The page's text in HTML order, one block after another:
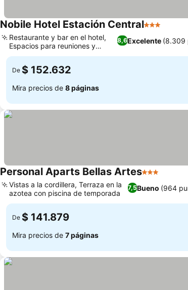
Nobile Hotel Estación Central3 Estrellas
8,6Excelente (8.309
Restaurante y bar en el hotel,
Espacios para reuniones y
eventos
De $ 152.632
Mira precios de 8 páginas
Personal Aparts Bellas Artes3 Estrellas
7,5Bueno (964
Vistas a la cordillera, Terraza en la
azotea con piscina de temporada
De $ 141.879
Mira precios de 7 páginas